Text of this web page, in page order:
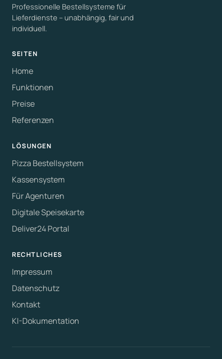
Professionelle Bestellsysteme für
Lieferdienste – unabhängig, fair und
individuell.
SEITEN
Home
Funktionen
Preise
Referenzen
LÖSUNGEN
Pizza Bestellsystem
Kassensystem
Für Agenturen
Digitale Speisekarte
Deliver24 Portal
RECHTLICHES
Impressum
Datenschutz
Kontakt
KI-Dokumentation